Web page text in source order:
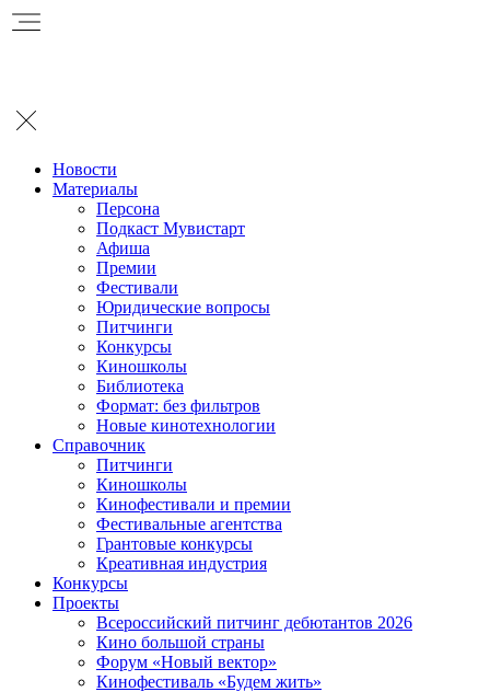
Новости
Материалы
Персона
Подкаст Мувистарт
Афиша
Премии
Фестивали
Юридические вопросы
Питчинги
Конкурсы
Киношколы
Библиотека
Формат: без фильтров
Новые кинотехнологии
Справочник
Питчинги
Киношколы
Кинофестивали и премии
Фестивальные агентства
Грантовые конкурсы
Креативная индустрия
Конкурсы
Проекты
Всероссийский питчинг дебютантов 2026
Кино большой страны
Форум «Новый вектор»
Кинофестиваль «Будем жить»